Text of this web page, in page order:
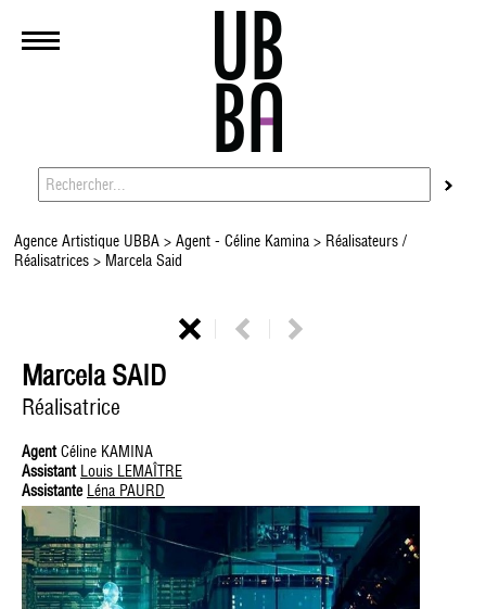
Agence Artistique UBBA>Agent - Céline Kamina > Réalisateurs /
Réalisatrices> Marcela Said
Marcela SAID
Réalisatrice
AgentCéline KAMINA
Assistant Louis LEMAÎTRE
Assistante Léna PAURD